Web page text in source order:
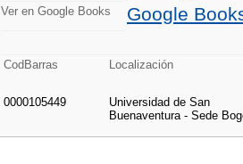
Ver en Google Books Google
CodBarras Localización
0000105449
Universidad de San
Buenaventura - Sede